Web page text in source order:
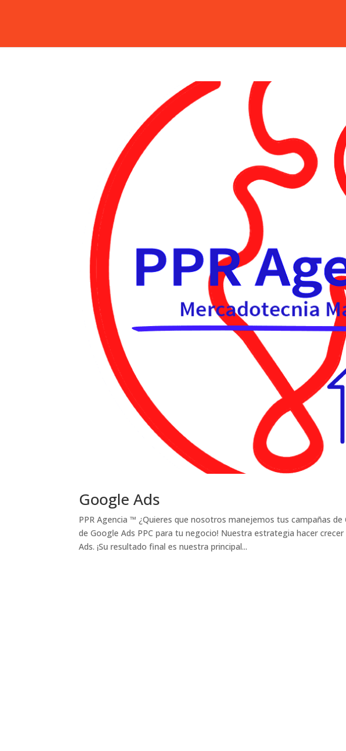
Google Ads
PPR Agencia ™ ¿Quieres que nosotros manejemos tus campañas de
de Google Ads PPC para tu negocio! Nuestra estrategia hacer
Ads. ¡Su resultado final es nuestra principal...